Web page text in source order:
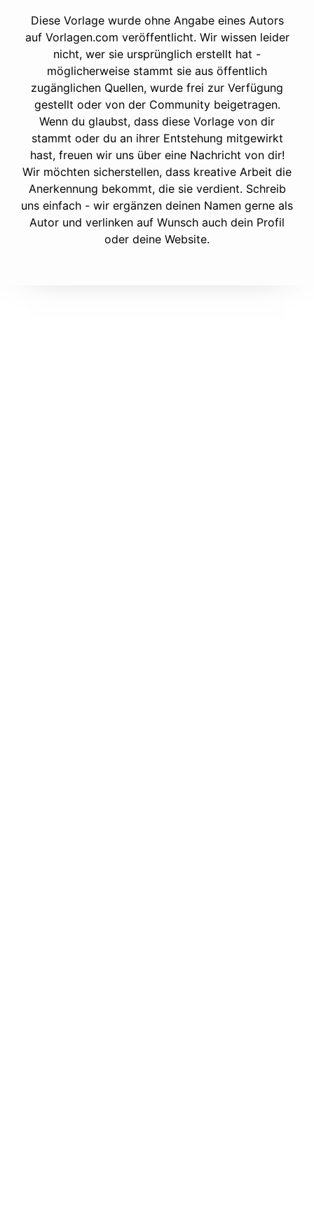
Diese Vorlage wurde ohne Angabe eines Autors
auf Vorlagen.com veröffentlicht. Wir wissen leider
nicht, wer sie ursprünglich erstellt hat -
möglicherweise stammt sie aus öffentlich
zugänglichen Quellen, wurde frei zur Verfügung
gestellt oder von der Community beigetragen.
Wenn du glaubst, dass diese Vorlage von dir
stammt oder du an ihrer Entstehung mitgewirkt
hast, freuen wir uns über eine Nachricht von dir!
Wir möchten sicherstellen, dass kreative Arbeit die
Anerkennung bekommt, die sie verdient. Schreib
uns einfach - wir ergänzen deinen Namen gerne als
Autor und verlinken auf Wunsch auch dein Profil
oder deine Website.